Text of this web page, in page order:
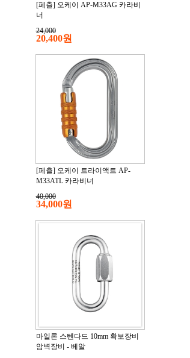
[페츨] 오케이 AP-M33AG 카라비
너
24,000
20,400원
[페츨] 오케이 트라이액트 AP-
M33ATL 카라비너
40,000
34,000원
마일론 스텐다드 10mm 확보장비
암벽장비 - 베알